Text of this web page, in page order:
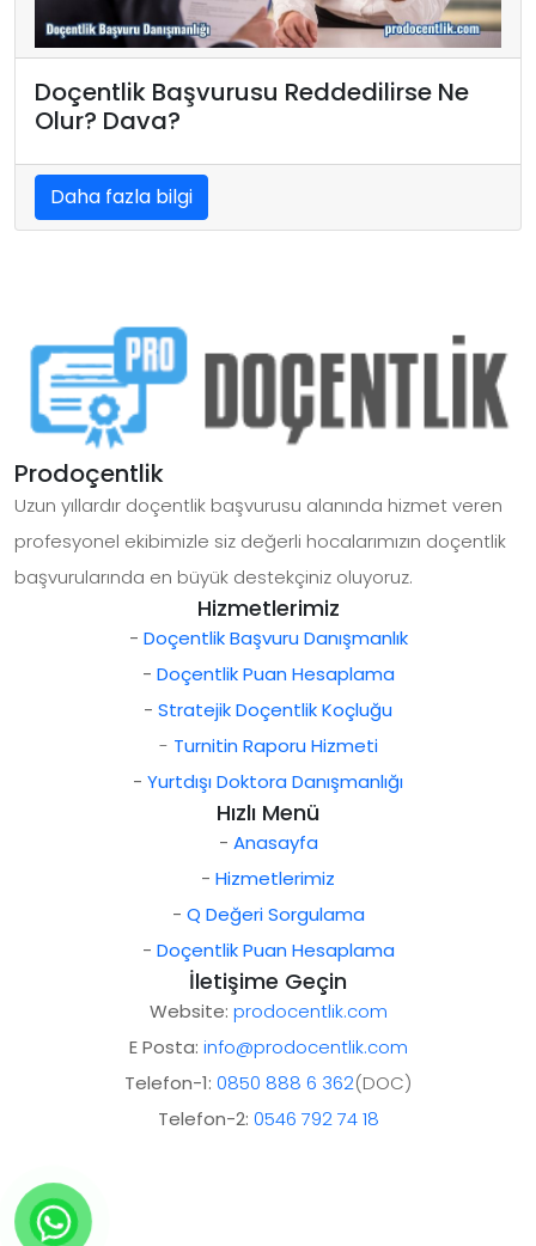
Doçentlik Başvurusu Reddedilirse Ne
Olur? Dava?
Daha fazla bilgi
Prodoçentlik
Uzun yıllardır doçentlik başvurusu alanında hizmet veren
profesyonel ekibimizle siz değerli hocalarımızın doçentlik
başvurularında en büyük destekçiniz oluyoruz.
Hizmetlerimiz
- Doçentlik Başvuru Danışmanlık
- Doçentlik Puan Hesaplama
- Stratejik Doçentlik Koçluğu
- Turnitin Raporu Hizmeti
- Yurtdışı Doktora Danışmanlığı
Hızlı Menü
- Anasayfa
- Hizmetlerimiz
- Q Değeri Sorgulama
- Doçentlik Puan Hesaplama
İletişime Geçin
Website: prodocentlik.com
E Posta: info@prodocentlik.com
Telefon-1: 0850 888 6 362(DOC)
Telefon-2: 0546 792 74 18